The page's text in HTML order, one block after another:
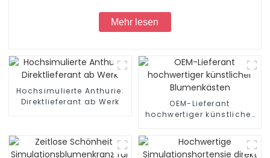
Mehr lesen
Hochsimulierte Anthurie:
Direktlieferant ab Werk
OEM-Lieferant
hochwertiger künstlicher